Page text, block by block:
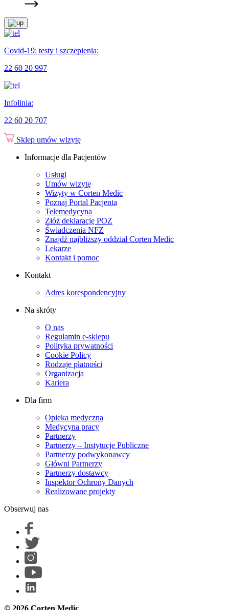
Covid-19: testy i szczepienia:
22 60 20 997
Infolinia:
22 60 20 707
Sklep umów wizytę
Informacje dla Pacjentów
Usługi
Umów wizytę
Wizyty w Corten Medic
Poznaj Portal Pacjenta
Telemedycyna
Złóż deklarację POZ
Świadczenia NFZ
Znajdź najbliższy oddział Corten Medic
Lekarze
Kontakt i pomoc
Kontakt
Adres korespondencyjny
Na skróty
O nas
Regulamin e-sklepu
Polityka prywatności
Cookie Policy
Rodzaje płatności
Organizacja
Kariera
Dla firm
Opieka medyczna
Medycyna pracy
Partnerzy
Partnerzy – Instytucje Publiczne
Partnerzy podwykonawcy
Główni Partnerzy
Partnerzy dostawcy
Inspektor Ochrony Danych
Realizowane projekty
Obserwuj nas
© 2026 Corten Medic